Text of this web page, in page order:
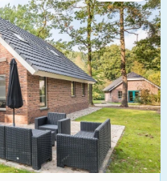
5
5